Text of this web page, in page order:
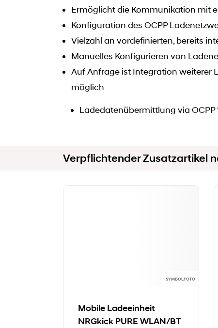
Ermöglicht die Kommunikation mit
Konfiguration des OCPP
Vielzahl an vordefinierten, bereits
Manuelles Konfigurieren von
Auf Anfrage ist Integration weiterer
möglich
Ladedatenübermittlung via OCPP
Verpflichtender Zusatzartikel
SYMBOLFOTO
Mobile Ladeeinheit
NRGkick PURE WLAN/BT